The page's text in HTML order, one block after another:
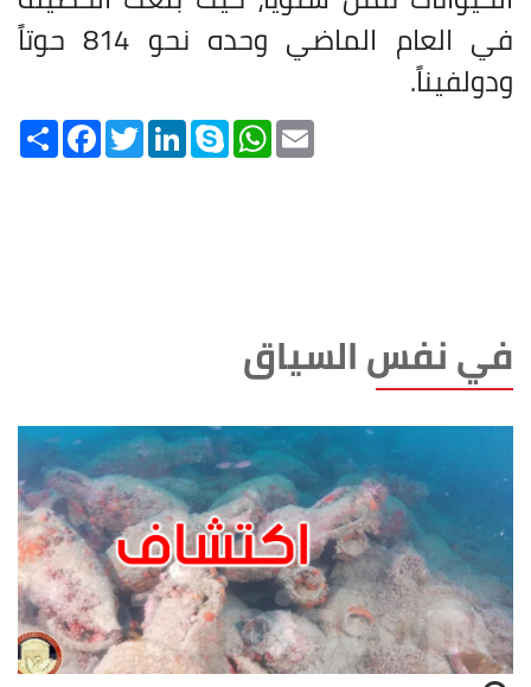
في العام الماضي وحده نحو 814 حوتاً
ودولفيناً.
Share FacebookTwitterLinkedInSkype WhatsApp
في نفس السياق